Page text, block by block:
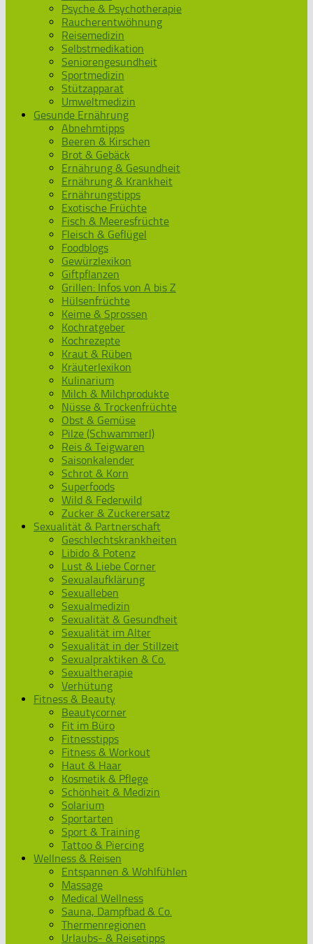
Psyche & Psychotherapie
Raucherentwöhnung
Reisemedizin
Selbstmedikation
Seniorengesundheit
Sportmedizin
Stützapparat
Umweltmedizin
Gesunde Ernährung
Abnehmtipps
Beeren & Kirschen
Brot & Gebäck
Ernährung & Gesundheit
Ernährung & Krankheit
Ernährungstipps
Exotische Früchte
Fisch & Meeresfrüchte
Fleisch & Geflügel
Foodblogs
Gewürzlexikon
Giftpflanzen
Grillen: Infos von A bis Z
Hülsenfrüchte
Keime & Sprossen
Kochratgeber
Kochrezepte
Kraut & Rüben
Kräuterlexikon
Kulinarium
Milch & Milchprodukte
Nüsse & Trockenfrüchte
Obst & Gemüse
Pilze (Schwammerl)
Reis & Teigwaren
Saisonkalender
Schrot & Korn
Superfoods
Wild & Federwild
Zucker & Zuckerersatz
Sexualität & Partnerschaft
Geschlechtskrankheiten
Libido & Potenz
Lust & Liebe Corner
Sexualaufklärung
Sexualleben
Sexualmedizin
Sexualität & Gesundheit
Sexualität im Alter
Sexualität in der Stillzeit
Sexualpraktiken & Co.
Sexualtherapie
Verhütung
Fitness & Beauty
Beautycorner
Fit im Büro
Fitnesstipps
Fitness & Workout
Haut & Haar
Kosmetik & Pflege
Schönheit & Medizin
Solarium
Sportarten
Sport & Training
Tattoo & Piercing
Wellness & Reisen
Entspannen & Wohlfühlen
Massage
Medical Wellness
Sauna, Dampfbad & Co.
Thermenregionen
Urlaubs- & Reisetipps